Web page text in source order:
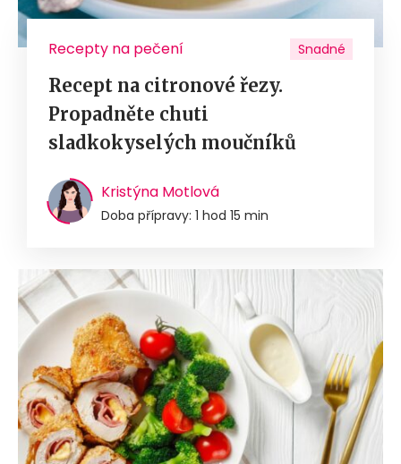
Recepty na pečení Snadné
Recept na citronové řezy.
Propadněte chuti
sladkokyselých moučníků
Kristýna Motlová
Doba přípravy: 1 hod 15 min